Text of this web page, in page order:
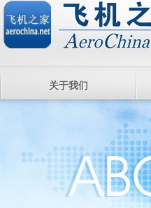
关于我们